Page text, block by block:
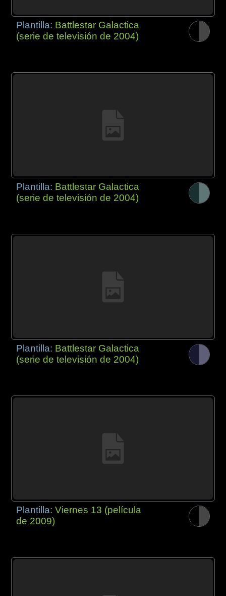
Plantilla: Battlestar Galactica
(serie de televisión de 2004)
Plantilla: Battlestar Galactica
(serie de televisión de 2004)
Plantilla: Battlestar Galactica
(serie de televisión de 2004)
Plantilla:Viernes 13 (película
de 2009)